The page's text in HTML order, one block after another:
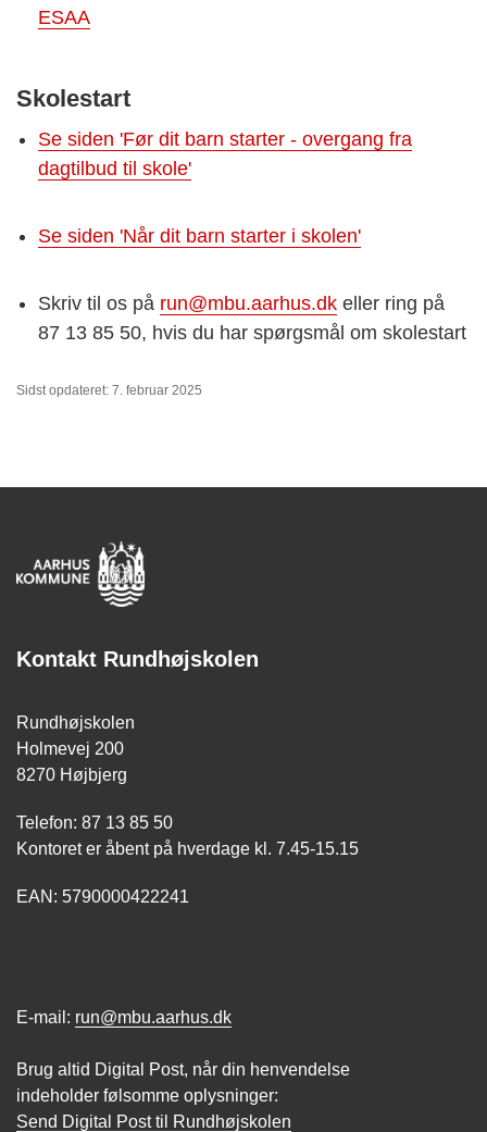
ESAA
Skolestart
Se siden 'Før dit barn starter - overgang fra
dagtilbud til skole'
Se siden 'Når dit barn starter i skolen'
Skriv til os på run@mbu.aarhus.dk eller ring på
87 13 85 50, hvis du har spørgsmål om skolestart
Sidst opdateret: 7. februar 2025
Kontakt Rundhøjskolen
Rundhøjskolen
Holmevej 200
8270 Højbjerg
Telefon: 87 13 85 50
Kontoret er åbent på hverdage kl. 7.45-15.15
EAN: 5790000422241
E-mail: run@mbu.aarhus.dk
Brug altid Digital Post, når din henvendelse
indeholder følsomme oplysninger:
Send Digital Post til Rundhøjskolen